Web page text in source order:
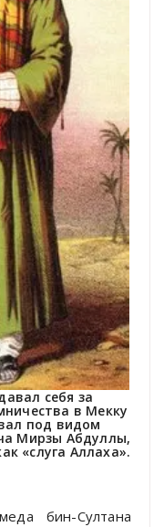
себя за
в Мекку
под видом
Мирзы Абдуллы,
«слуга Аллаха».
бин-Султана